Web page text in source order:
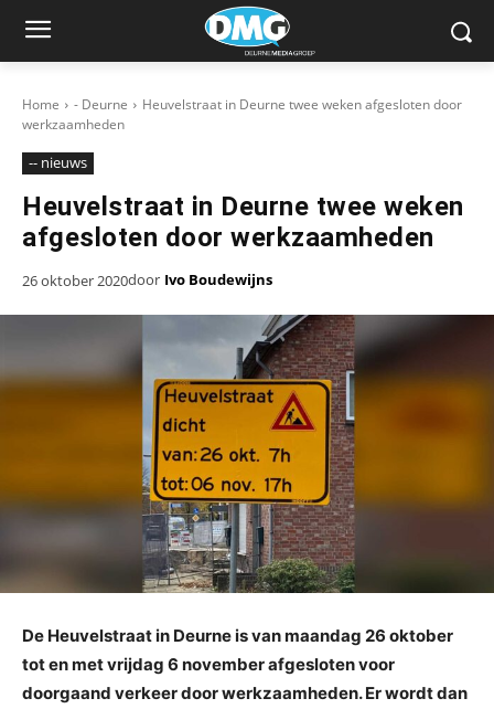
Home - Deurne
Heuvelstraat in Deurne twee weken afgesloten door
werkzaamheden
-- nieuws
Heuvelstraat in Deurne twee weken
afgesloten door werkzaamheden
26 oktober 2020door Ivo Boudewijns
De Heuvelstraat in Deurne is van maandag 26 oktober
tot en met vrijdag 6 november afgesloten voor
doorgaand verkeer door werkzaamheden. Er wordt dan